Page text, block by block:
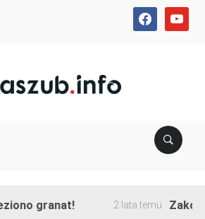
facebookyoutube
granat! 2 lata temu